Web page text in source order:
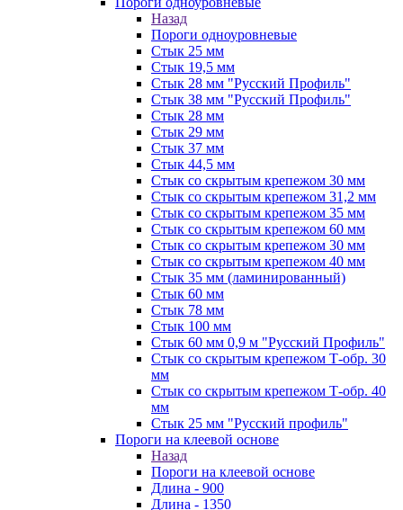
Назад
Пороги одноуровневые
Стык 25 мм
Стык 19,5 мм
Стык 28 мм "Русский Профиль"
Стык 38 мм "Русский Профиль"
Стык 28 мм
Стык 29 мм
Стык 37 мм
Стык 44,5 мм
Стык со скрытым крепежом 30 мм
Стык со скрытым крепежом 31,2 мм
Стык со скрытым крепежом 35 мм
Стык со скрытым крепежом 60 мм
Стык со скрытым крепежом 30 мм
Стык со скрытым крепежом 40 мм
Стык 35 мм (ламинированный)
Стык 60 мм
Стык 78 мм
Стык 100 мм
Стык 60 мм 0,9 м "Русский Профиль"
Стык со скрытым крепежом Т-обр. 30
мм
Стык со скрытым крепежом Т-обр. 40
мм
Стык 25 мм "Русский профиль"
Пороги на клеевой основе
Назад
Пороги на клеевой основе
Длина - 900
Длина - 1350